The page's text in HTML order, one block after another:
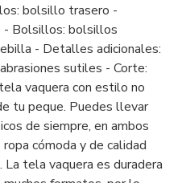
bolsillo trasero -
Bolsillos: bolsillos
- Detalles adicionales:
sutiles - Corte:
vaquera con estilo no
tu peque. Puedes llevar
de siempre, en ambos
cómoda y de calidad
tela vaquera es duradera